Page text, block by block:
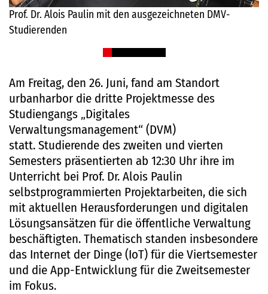
Prof. Dr. Alois Paulin mit den ausgezeichneten DMV-
Studierenden
Am Freitag, den 26. Juni, fand am Standort
urbanharbor die dritte Projektmesse des
Studiengangs „Digitales
Verwaltungsmanagement“ (DVM)
statt. Studierende des zweiten und vierten
Semesters präsentierten ab 12:30 Uhr ihre im
Unterricht bei Prof. Dr. Alois Paulin
selbstprogrammierten Projektarbeiten, die sich
mit aktuellen Herausforderungen und digitalen
Lösungsansätzen für die öffentliche Verwaltung
beschäftigten. Thematisch standen insbesondere
das Internet der Dinge (IoT) für die Viertsemester
und die App-Entwicklung für die Zweitsemester
im Fokus.